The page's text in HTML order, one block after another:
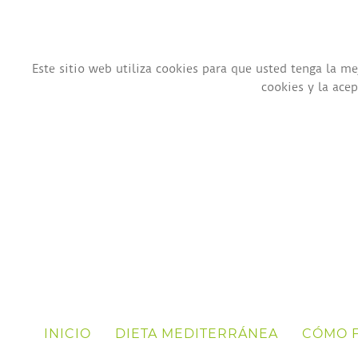
Este sitio web utiliza cookies para que usted tenga la
cookies y la
INICIO DIETA MEDITERRÁNEA CÓMO